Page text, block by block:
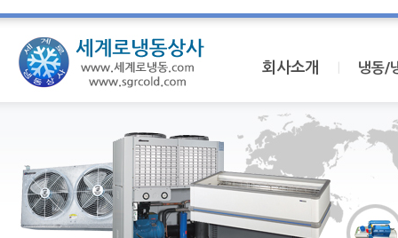
회사소개 냉동/